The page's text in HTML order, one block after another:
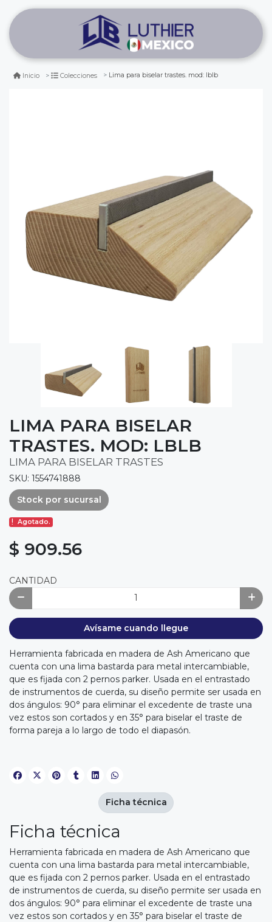
Inicio Colecciones Lima para biselar trastes. mod: lblb
LIMA PARA BISELAR
TRASTES. MOD: LBLB
LIMA PARA BISELAR TRASTES
SKU: 1554741888
Stock por sucursal
Agotado.
$ 909.56
CANTIDAD
Avísame cuando llegue
Herramienta fabricada en madera de Ash Americano que
cuenta con una lima bastarda para metal intercambiable,
que es fijada con 2 pernos parker. Usada en el entrastado
de instrumentos de cuerda, su diseño permite ser usada en
dos ángulos: 90° para eliminar el excedente de traste una
vez estos son cortados y en 35° para biselar el traste de
forma pareja a lo largo de todo el diapasón.
Ficha técnica
Herramienta fabricada en madera de Ash Americano que
cuenta con una lima bastarda para metal intercambiable,
que es fijada con 2 pernos parker. Usada en el entrastado
de instrumentos de cuerda, su diseño permite ser usada en
dos ángulos: 90° para eliminar el excedente de traste una
vez estos son cortados y en 35° para biselar el traste de
Ficha técnica